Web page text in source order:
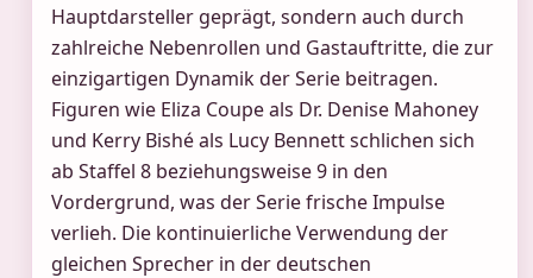
Hauptdarsteller geprägt, sondern auch durch
zahlreiche Nebenrollen und Gastauftritte, die zur
einzigartigen Dynamik der Serie beitragen.
Figuren wie Eliza Coupe als Dr. Denise Mahoney
und Kerry Bishé als Lucy Bennett schlichen sich
ab Staffel 8 beziehungsweise 9 in den
Vordergrund, was der Serie frische Impulse
verlieh. Die kontinuierliche Verwendung der
gleichen Sprecher in der deutschen